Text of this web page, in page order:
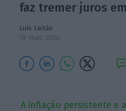
faz tremer juros
Luís Leitão
18 Maio 2026
A inflação persistente e